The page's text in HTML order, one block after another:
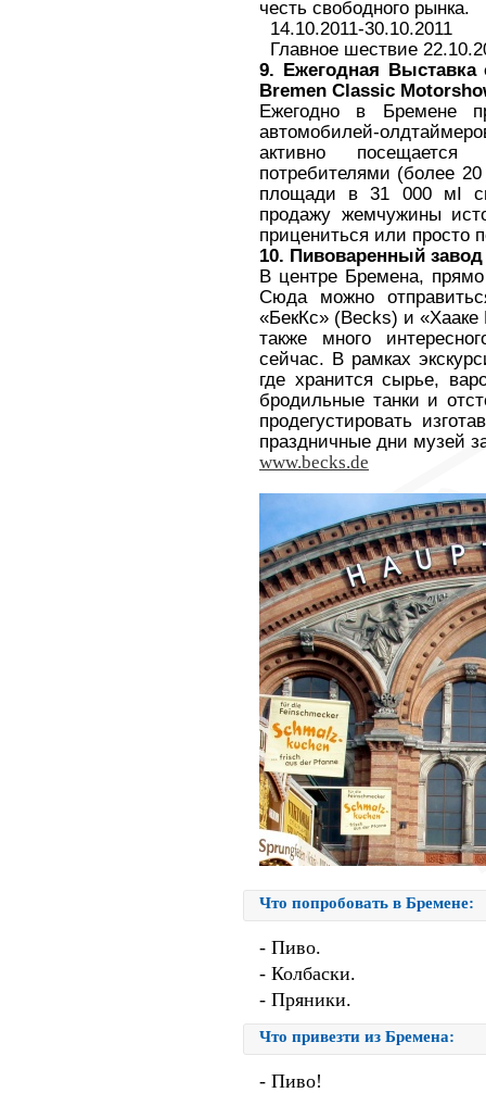
честь свободного рынка.
14.10.2011-30.10.2011
Главное шествие
9. Ежегодная Выставка
Bremen Classic
Ежегодно в Бремене
автомобилей-
активно
потребителями (более
площади в 31 000 мІ
продажу жемчужины
прицениться или просто
10. Пивоваренный завод
В центре Бремена,
Сюда можно
«БекКс» (Becks) и «Хааке
также много
сейчас. В рамках
где хранится сырье,
бродильные танки и
продегустировать
праздничные дни музей
www.becks.de
Что попробовать в Бремене:
- Пиво.
- Колбаски.
- Пряники.
Что привезти из Бремена:
- Пиво!